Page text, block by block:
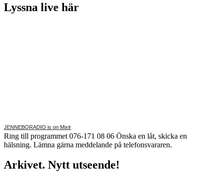
Lyssna live här
JENNEBORADIO is on Mixlr
Ring till programmet 076-171 08 06 Önska en låt, skicka en
hälsning. Lämna gärna meddelande på telefonsvararen.
Arkivet. Nytt utseende!